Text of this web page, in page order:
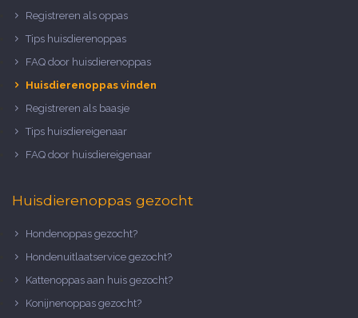
Registreren als oppas
Tips huisdierenoppas
FAQ door huisdierenoppas
Huisdierenoppas vinden
Registreren als baasje
Tips huisdiereigenaar
FAQ door huisdiereigenaar
Huisdierenoppas gezocht
Hondenoppas gezocht?
Hondenuitlaatservice gezocht?
Kattenoppas aan huis gezocht?
Konijnenoppas gezocht?